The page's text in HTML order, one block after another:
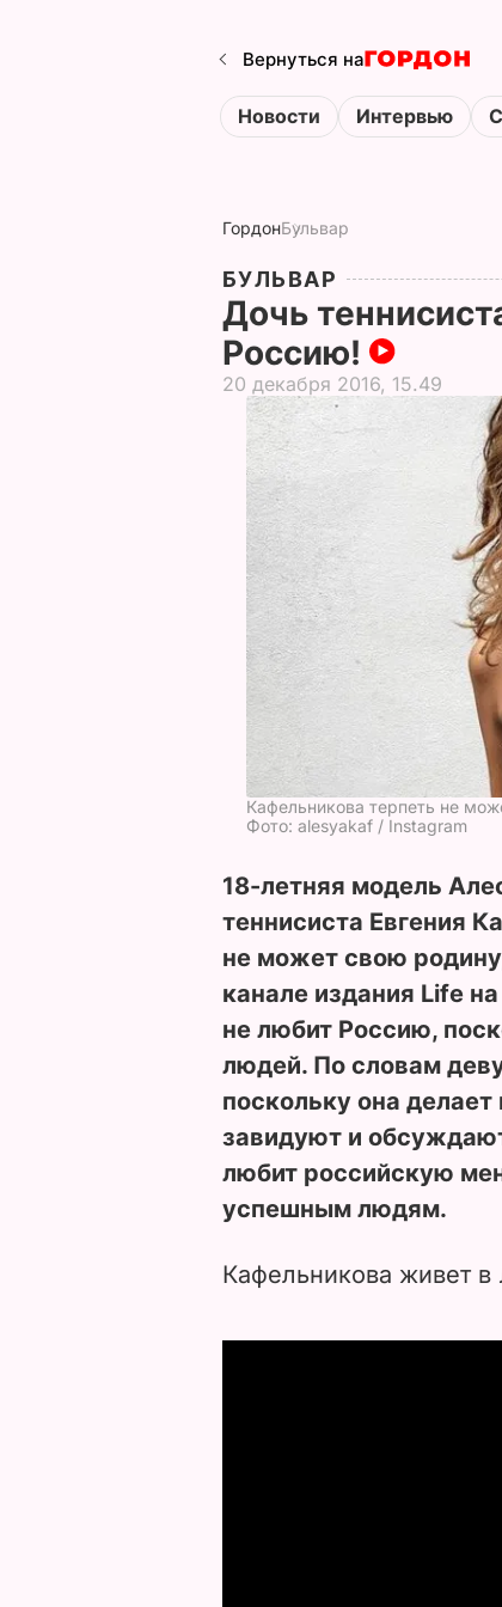
Вернуться на
Новости Интервью
ГордонБульвар
БУЛЬВАР
Дочь
Россию!
20 декабря 2016, 15.49
Кафельникова терпеть не
Фото: alesyakaf / Instagram
18-летняя модель
теннисиста Евгения
не может свою
канале издания Life
не любит Россию,
людей. По словам
поскольку она
завидуют и
любит российскую
успешным людям.
Кафельникова живет